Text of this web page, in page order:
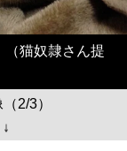
（猫奴隷さん提
2/3）